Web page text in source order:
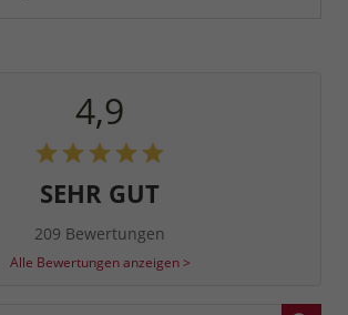
4,9
SEHR GUT
209 Bewertungen
Alle Bewertungen anzeigen >